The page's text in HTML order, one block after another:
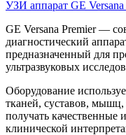
УЗИ аппарат GE Versana
GE Versana Premier —
диагностический
предназначенный для
ультразвуковых
Оборудование
тканей, суставов, мышц,
получать качественные
клинической